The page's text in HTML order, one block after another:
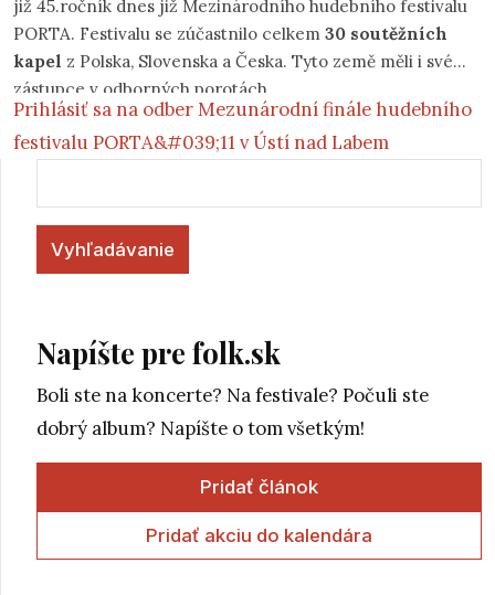
již 45.ročník dnes již Mezinárodního hudebního festivalu
PORTA. Festivalu se zúčastnilo celkem 30 soutěžních
kapel z Polska, Slovenska a Česka. Tyto země měli i své
zástupce v odborných porotách.
Prihlásiť sa na odber Mezunárodní finále hudebního
festivalu PORTA&#039;11 v Ústí nad Labem
Napíšte pre folk.sk
Boli ste na koncerte? Na festivale? Počuli ste
dobrý album? Napíšte o tom všetkým!
Pridať článok
Pridať akciu do kalendára